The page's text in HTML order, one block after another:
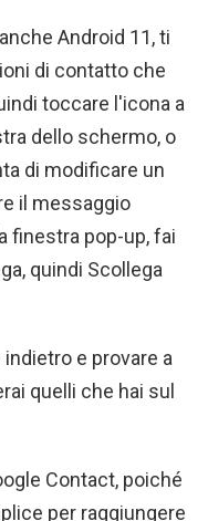
Android 11, ti
di contatto che
toccare l'icona a
dello schermo, o
di modificare un
il messaggio
finestra pop-up, fai
quindi Scollega
e provare a
quelli che hai sul
Contact, poiché
per raggiungere